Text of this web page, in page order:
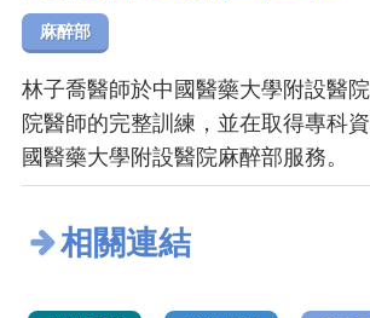
麻醉部
林子喬醫師於中國醫藥大學附設醫
院醫師的完整訓練，並在取得專科
國醫藥大學附設醫院麻醉部服務。
相關連結